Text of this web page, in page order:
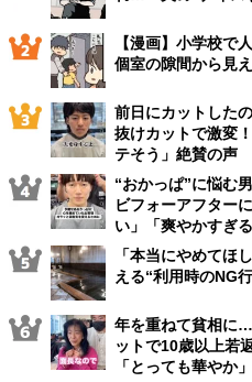
【漫画】小学校
個室の隙間から見
前日にカットした
抜けカットで激変
テそう」絶賛の声
“おかっぱ”に悩む
ビフォーアフター
い」「爽やかすぎ
「本当にやめて
える“利用時のNG
年を重ねて貧相に
ットで10歳以上若
「とっても華やか」